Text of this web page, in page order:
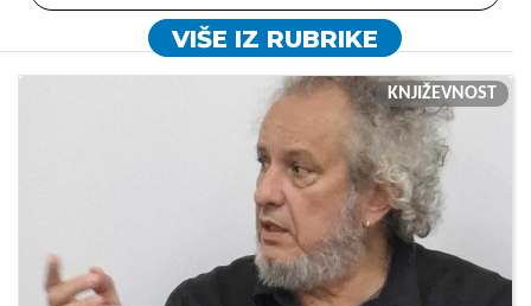
VIŠE IZ RUBRIKE
KNJIŽEVNOST